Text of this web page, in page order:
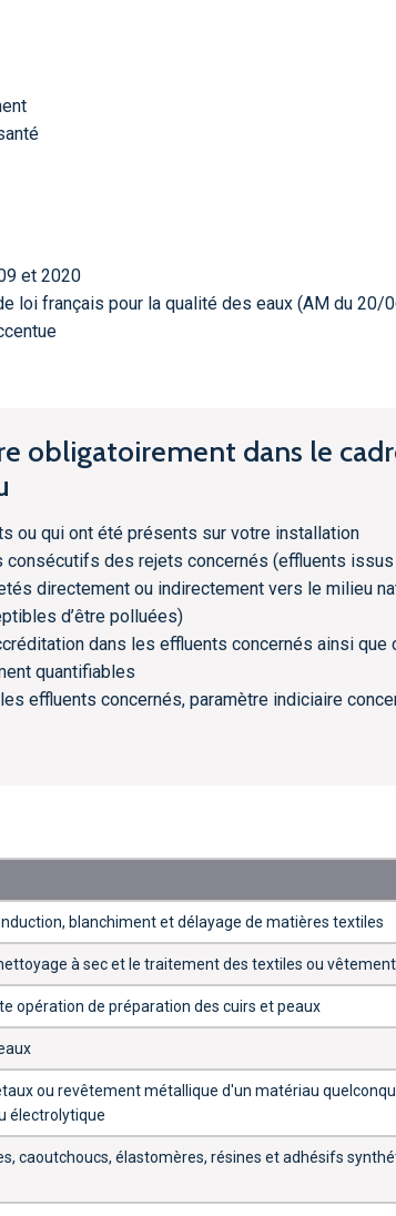
et 2020
loi français pour la qualité des eaux (AM du 20/
obligatoirement dans le
ou qui ont été présents sur votre installation
consécutifs des rejets concernés (effluents
directement ou indirectement vers le milieu
d’être polluées)
dans les effluents concernés ainsi que
quantifiables
effluents concernés, paramètre indiciaire
blanchiment et délayage de matières textiles
à sec et le traitement des textiles ou
opération de préparation des cuirs et peaux
ou revêtement métallique d'un matériau
électrolytique
caoutchoucs, élastomères, résines et adhésifs